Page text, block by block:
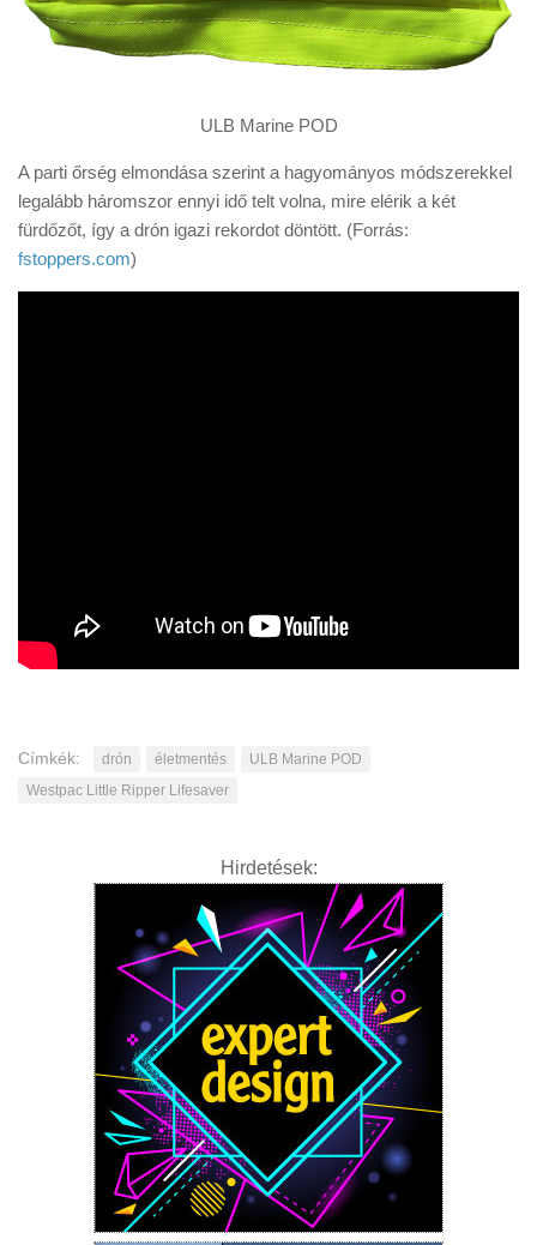
ULB Marine POD
A parti őrség elmondása szerint a hagyományos módszerekkel
legalább háromszor ennyi idő telt volna, mire elérik a két
fürdőzőt, így a drón igazi rekordot döntött. (Forrás:
fstoppers.com)
Címkék: drón életmentés
ULB Marine POD
Westpac Little Ripper Lifesaver
Hirdetések: